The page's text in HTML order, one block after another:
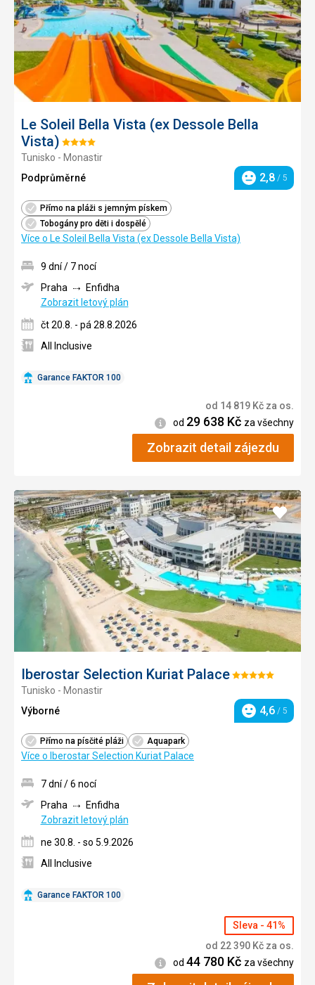
Le Soleil Bella Vista (ex Dessole Bella
Vista) Hodnocení:
4/5
Tunisko - Monastir
Podprůměrné
Hodnocení
2,8 / 5
Přímo na pláži s jemným pískem
Tobogány pro děti i dospělé
Více o Le Soleil Bella Vista (ex Dessole Bella Vista)
Garance FAKTOR 100
9 dní / 7 nocí
Praha
Enfidha
Zobrazit letový plán
čt 20.8. - pá 28.8.2026
All Inclusive
od 14 819 Kč za os.
Informace
od 29 638 Kč za všechny
Zobrazit detail zájezdu
Iberostar Selection Kuriat PalaceHodnocení:
Tunisko - Monastir
Výborné
Hodnocení
4,6 / 5
Přímo na písčité pláži Aquapark
Více o Iberostar Selection Kuriat Palace
Přidat
do
Garance FAKTOR 100
7 dní / 6 nocí
Praha
Enfidha
Zobrazit letový plán
ne 30.8. - so 5.9.2026
All Inclusive
Sleva - 41%
od 22 390 Kč za os.
Informace
od 44 780 Kč za všechny